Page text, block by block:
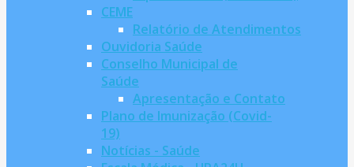
CEME
Relatório de Atendimentos
Ouvidoria Saúde
Conselho Municipal de
Saúde
Apresentação e Contato
Plano de Imunização (Covid-
19)
Notícias - Saúde